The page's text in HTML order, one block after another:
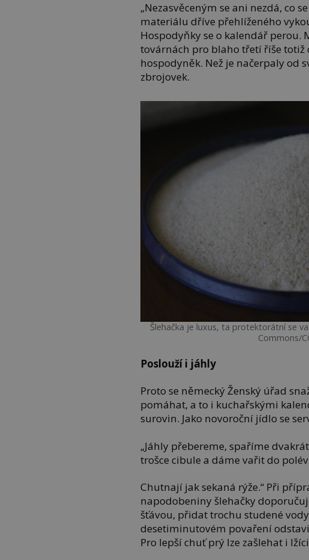
„Nezasvěceným se ani nezdá, co
materiálu dříve přehlíženého
Hospodyňky se o kalendář
továrnách pro blaho třetí říše totiž
hospodyněk. Než je načerpaly od
zbrojovek.
Šlehačka je luxus, ta protektorátní se
Commons/
Poslouží i jáhly
Proto se německý Ženský úřad
pomáhat, a to i kuchařskými
surovin. Jako novoroční jídlo se
„Jáhly přebereme, spaříme
trošce cibule a dáme vařit do
Chutnají jak sekaná rýže.“ Při
napodobeniny šlehačky
šťávou, přidat trochu studené
desetiminutovém povaření
Pro lepší chuť prý lze zašlehat i